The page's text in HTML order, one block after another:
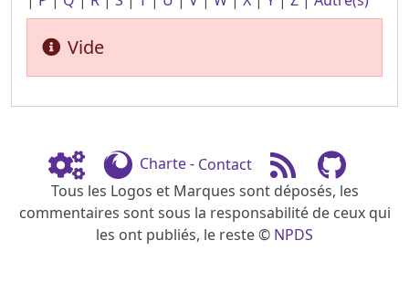
Vide
Charte- Contact
Tous les Logos et Marques sont déposés, les
commentaires sont sous la responsabilité de ceux qui
les ont publiés, le reste © NPDS